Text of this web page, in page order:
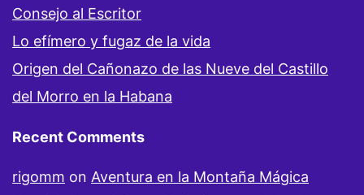
Consejo al Escritor
Lo efímero y fugaz de la vida
Origen del Cañonazo de las Nueve del Castillo
del Morro en la Habana
Recent Comments
rigomm on Aventura en la Montaña Mágica